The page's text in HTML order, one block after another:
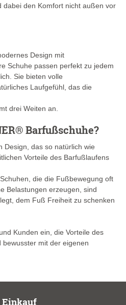
dabei den Komfort nicht außen vor
Design mit
Schuhe passen perfekt zu jedem
Sie bieten volle
Laufgefühl, das die
drei Weiten an.
Barfußschuhe?
Design, das so natürlich wie
Vorteile des Barfußlaufens
die die Fußbewegung oft
Belastungen erzeugen, sind
dem Fuß Freiheit zu schenken
Kunden ein, die Vorteile des
mit der eigenen